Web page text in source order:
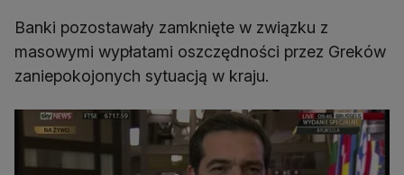
Banki pozostawały zamknięte w związku z
masowymi wypłatami oszczędności przez Greków
zaniepokojonych sytuacją w kraju.